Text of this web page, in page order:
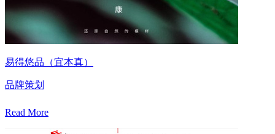
易得悠品（宜本真）
品牌策划
Read More